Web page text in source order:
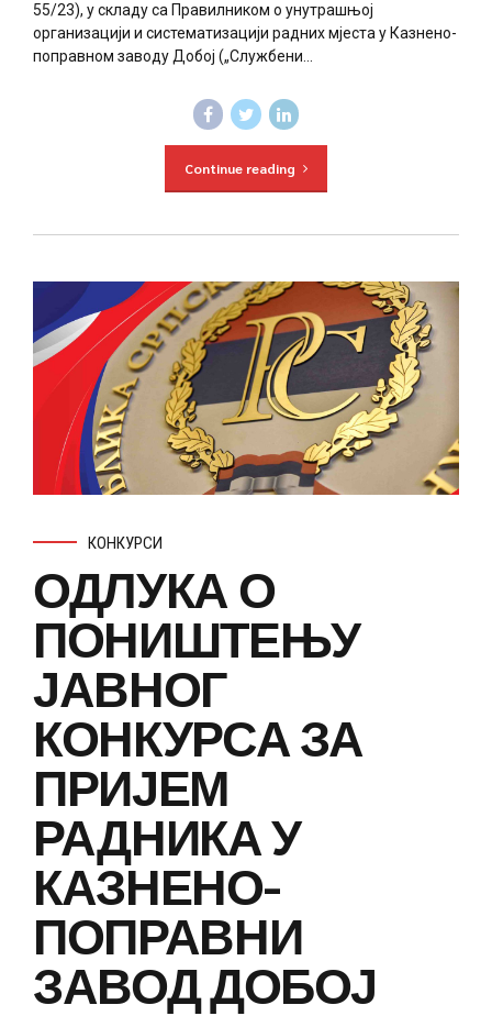
55/23), у складу са Правилником о унутрашњој
организацији и систематизацији радних мјеста у Казнено-
поправном заводу Добој („Службени...
Continue reading
КОНКУРСИ
ОДЛУКА О
ПОНИШТЕЊУ
ЈАВНОГ
КОНКУРСА ЗА
ПРИЈЕМ
РАДНИКА У
КАЗНЕНО-
ПОПРАВНИ
ЗАВОД ДОБОЈ